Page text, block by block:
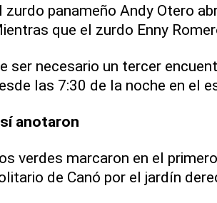
zurdo panameño Andy Otero
que el zurdo Enny
ser necesario un tercer
las 7:30 de la noche en el
anotaron
verdes marcaron en el
de Canó por el jardín